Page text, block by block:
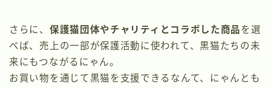
さらに、 保護猫団体やチャリティとコラボした商品を選
べば、売上の一部が保護活動に使われて、黒猫たちの未
来にもつながるにゃん。
お買い物を通じて黒猫を支援できるなんて、にゃんとも